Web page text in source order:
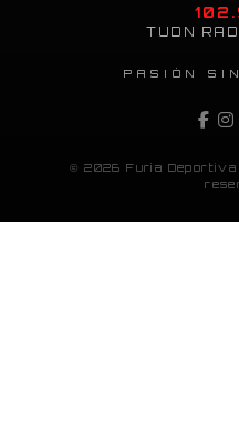
TUDN
PASIÓN
© 2026 Furia Deportiva